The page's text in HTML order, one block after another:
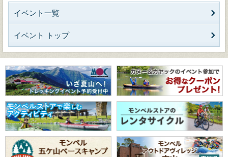
イベント一覧
イベント トップ